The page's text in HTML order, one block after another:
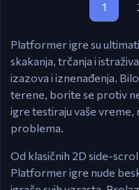
1
Platformer igre su
skakanja, trčanja i
izazova i iznenađenja.
terene, borite se protiv
igre testiraju vaše vreme,
problema.
Od klasičnih 2D side-
Platformer igre nude